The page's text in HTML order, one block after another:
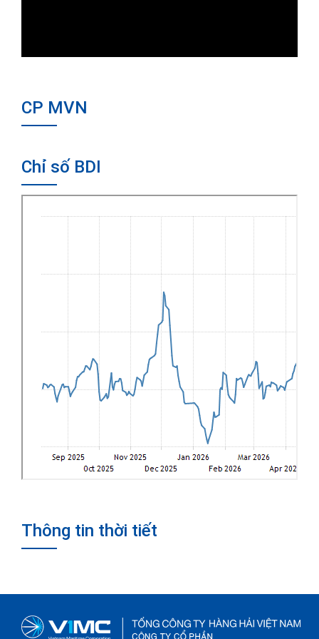
CP MVN
Chỉ số BDI
Thông tin thời tiết